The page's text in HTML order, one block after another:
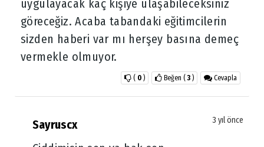
uygulayacak kaç kişiye ulaşabileceksiniz
göreceğiz. Acaba tabandaki eğitimcilerin
sizden haberi var mı herşey basına demeç
vermekle olmuyor.
Cevapla
Beğen ( 3 )
( 0 )
Sayruscx 3 yıl önce